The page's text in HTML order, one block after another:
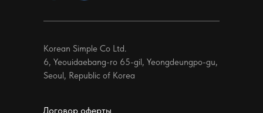
Договор оферты
Korean Simple Co Ltd.
6, Yeouidaebang-ro 65-gil, Yeongdeungpo-gu,
Seoul, Republic of Korea